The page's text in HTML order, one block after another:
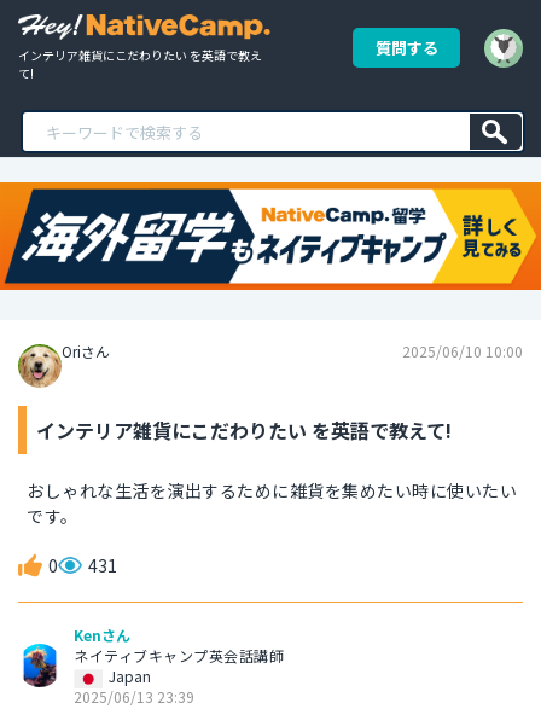
インテリア雑貨にこだわりたい を英語で教え
て!
質問する
Oriさん 2025/06/10 10:00
インテリア雑貨にこだわりたい を英語で教えて!
おしゃれな生活を演出するために雑貨を集めたい時に使いたい
です。
0 431
Kenさん
ネイティブキャンプ英会話講師
Japan
2025/06/13 23:39